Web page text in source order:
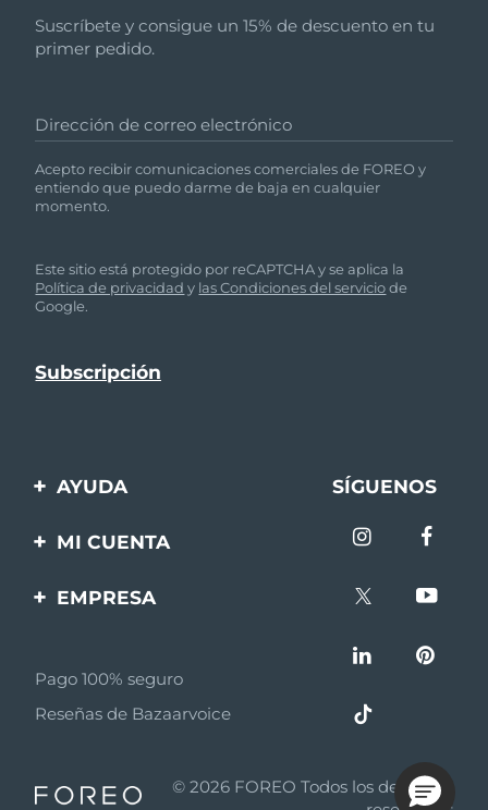
Suscríbete y consigue un 15% de descuento en tu
primer pedido.
Dirección de correo electrónico
Acepto recibir comunicaciones comerciales de FOREO y
entiendo que puedo darme de baja en cualquier
momento.
Este sitio está protegido por reCAPTCHA y se aplica la
Política de privacidad y las Condiciones del serviciode
Google.
AYUDA
Contáctanos
batería
SÍGUENOS
MI CUENTA
Registro de productos
EMPRESA
Afiliados
Noticias de afiliados
Pago 100% seguro
Reseñas de Bazaarvoice
© 2026 FOREO Todos los derechos